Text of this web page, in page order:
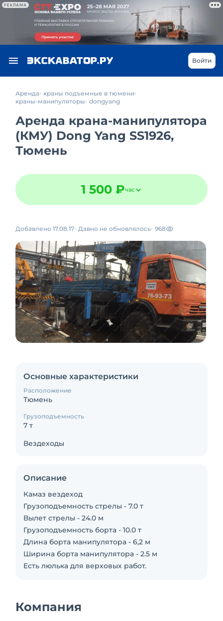
РЕКЛАМА
Войти
Аренда
краны подъемные в тюмени
краны-манипуляторы dongyang
Аренда крана-манипулятора
(КМУ) Dong Yang SS1926,
Тюмень
1 500 ₽час
Добавлено 17.08.17 Давно не обновлялось 968
Основные характеристики
Расположение
Тюмень
Грузоподъемность
7 т
Вездеходы
Описание
Камаз вездеход
Грузоподъемность стрелы - 7.0 т
Вылет стрелы - 24.0 м
Грузоподъемность борта - 10.0 т
Длина борта манипулятора - 6,2 м
Ширина борта манипулятора - 2.5 м
Есть люлька для верховых работ.
Компания